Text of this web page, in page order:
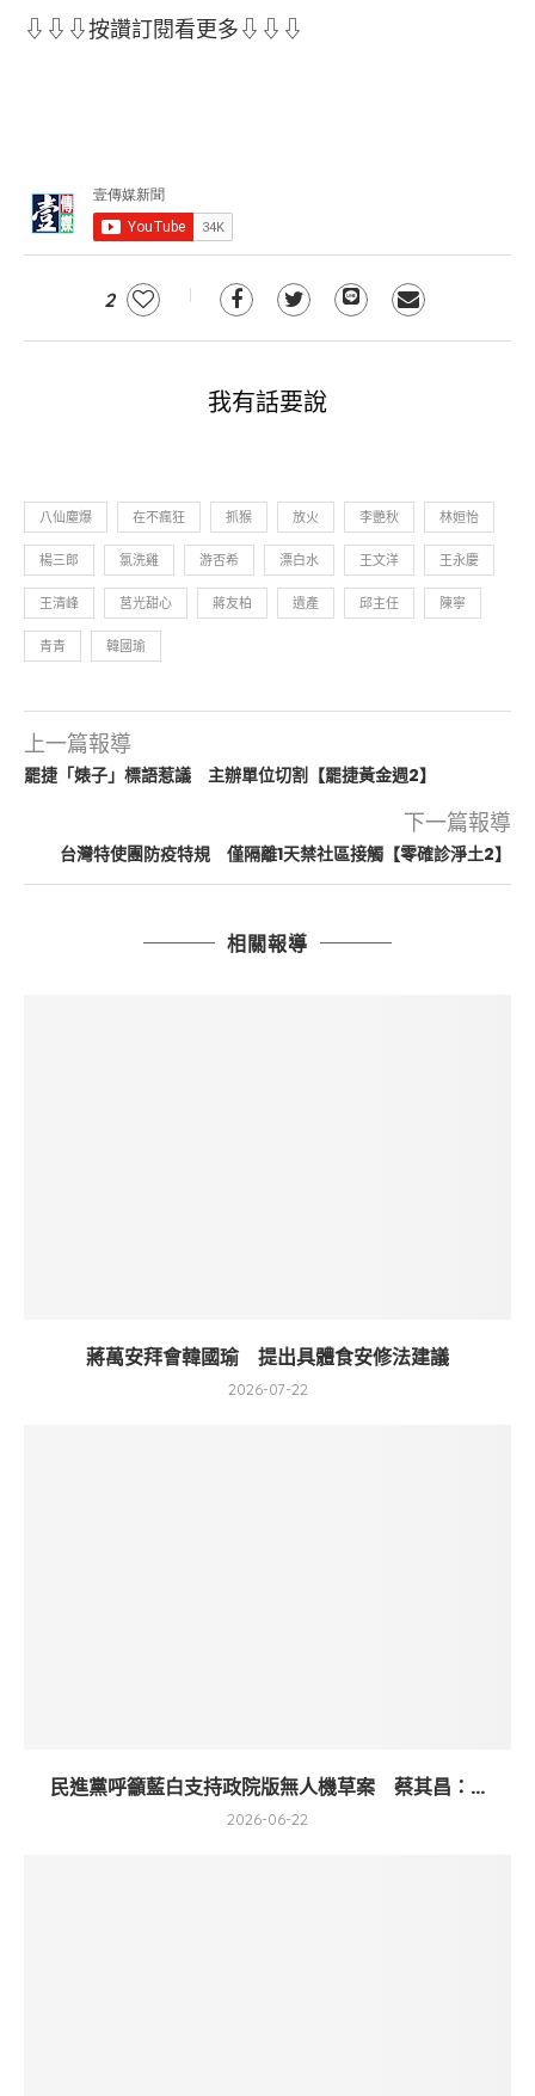
⇩⇩⇩按讚訂閱看更多⇩⇩⇩
2
我有話要說
八仙塵爆 在不瘋狂 抓猴 放火 李艷秋 林姮怡
楊三郎 氯洗雞 游否希 漂白水 王文洋 王永慶
王清峰 莒光甜心 蔣友柏 遺產 邱主任 陳寧
青青 韓國瑜
上一篇報導
罷捷「婊子」標語惹議 主辦單位切割【罷捷黃金週2】
下一篇報導
台灣特使團防疫特規 僅隔離1天禁社區接觸【零確診淨土2】
相關報導
蔣萬安拜會韓國瑜 提出具體食安修法建議
2026-07-22
民進黨呼籲藍白支持政院版無人機草案 蔡其昌：...
2026-06-22